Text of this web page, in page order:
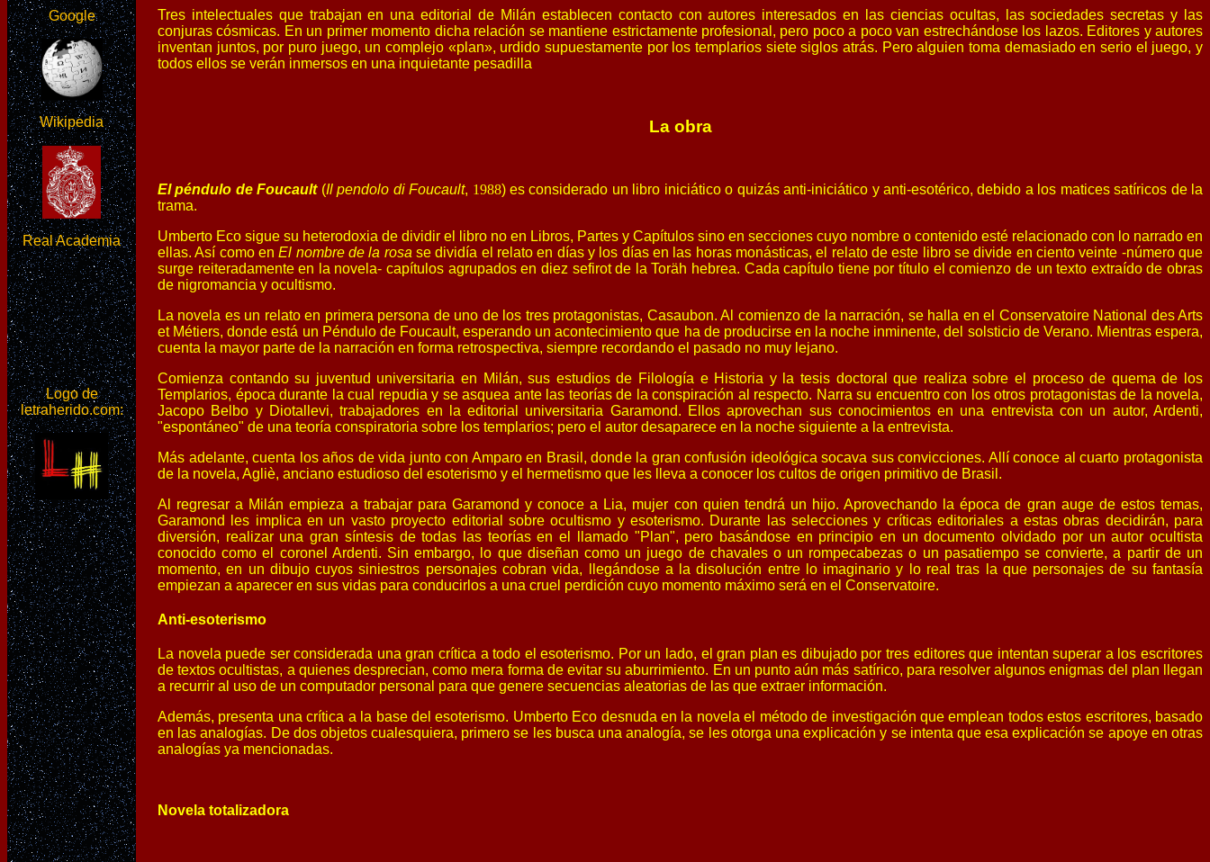
Google
Wikipedia
Real Academia
Logo de
letraherido.com:
Tres intelectuales que trabajan en una editorial de Milán establecen contacto con autores interesados en las ciencias ocultas, las sociedades secretas y las
conjuras cósmicas. En un primer momento dicha relación se mantiene estrictamente profesional, pero poco a poco van estrechándose los lazos. Editores y autores
inventan juntos, por puro juego, un complejo «plan», urdido supuestamente por los templarios siete siglos atrás. Pero alguien toma demasiado en serio el juego, y
todos ellos se verán inmersos en una inquietante pesadilla
La obra
El péndulo de Foucault(Il pendolo di Foucault, 1988) es considerado un libro iniciático o quizás anti-iniciático y anti-esotérico, debido a los matices satíricos de la
trama.
Umberto Eco sigue su heterodoxia de dividir el libro no en Libros, Partes y Capítulos sino en secciones cuyo nombre o contenido esté relacionado con lo narrado en
ellas. Así como enEl nombre de la rosa se dividía el relato en días y los días en las horas monásticas, el relato de este libro se divide en ciento veinte -número que
surge reiteradamente en la novela- capítulos agrupados en diez sefirot de la Toräh hebrea. Cada capítulo tiene por título el comienzo de un texto extraído de obras
de nigromancia y ocultismo.
La novela es un relato en primera persona de uno de los tres protagonistas, Casaubon. Al comienzo de la narración, se halla en el Conservatoire National des Arts
et Métiers, donde está un Péndulo de Foucault, esperando un acontecimiento que ha de producirse en la noche inminente, del solsticio de Verano. Mientras espera,
cuenta la mayor parte de la narración en forma retrospectiva, siempre recordando el pasado no muy lejano.
Comienza contando su juventud universitaria en Milán, sus estudios de Filología e Historia y la tesis doctoral que realiza sobre el proceso de quema de los
Templarios, época durante la cual repudia y se asquea ante las teorías de la conspiración al respecto. Narra su encuentro con los otros protagonistas de la novela,
Jacopo Belbo y Diotallevi, trabajadores en la editorial universitaria Garamond. Ellos aprovechan sus conocimientos en una entrevista con un autor, Ardenti,
"espontáneo" de una teoría conspiratoria sobre los templarios; pero el autor desaparece en la noche siguiente a la entrevista.
Más adelante, cuenta los años de vida junto con Amparo en Brasil, donde la gran confusión ideológica socava sus convicciones. Allí conoce al cuarto protagonista
de la novela, Agliè, anciano estudioso del esoterismo y el hermetismo que les lleva a conocer los cultos de origen primitivo de Brasil.
Al regresar a Milán empieza a trabajar para Garamond y conoce a Lia, mujer con quien tendrá un hijo. Aprovechando la época de gran auge de estos temas,
Garamond les implica en un vasto proyecto editorial sobre ocultismo y esoterismo. Durante las selecciones y críticas editoriales a estas obras decidirán, para
diversión, realizar una gran síntesis de todas las teorías en el llamado "Plan", pero basándose en principio en un documento olvidado por un autor ocultista
conocido como el coronel Ardenti. Sin embargo, lo que diseñan como un juego de chavales o un rompecabezas o un pasatiempo se convierte, a partir de un
momento, en un dibujo cuyos siniestros personajes cobran vida, llegándose a la disolución entre lo imaginario y lo real tras la que personajes de su fantasía
empiezan a aparecer en sus vidas para conducirlos a una cruel perdición cuyo momento máximo será en el Conservatoire.
Anti-esoterismo
La novela puede ser considerada una gran crítica a todo el esoterismo. Por un lado, el gran plan es dibujado por tres editores que intentan superar a los escritores
de textos ocultistas, a quienes desprecian, como mera forma de evitar su aburrimiento. En un punto aún más satírico, para resolver algunos enigmas del plan llegan
a recurrir al uso de un computador personal para que genere secuencias aleatorias de las que extraer información.
Además, presenta una crítica a la base del esoterismo. Umberto Eco desnuda en la novela el método de investigación que emplean todos estos escritores, basado
en las analogías. De dos objetos cualesquiera, primero se les busca una analogía, se les otorga una explicación y se intenta que esa explicación se apoye en otras
analogías ya mencionadas.
Novela totalizadora